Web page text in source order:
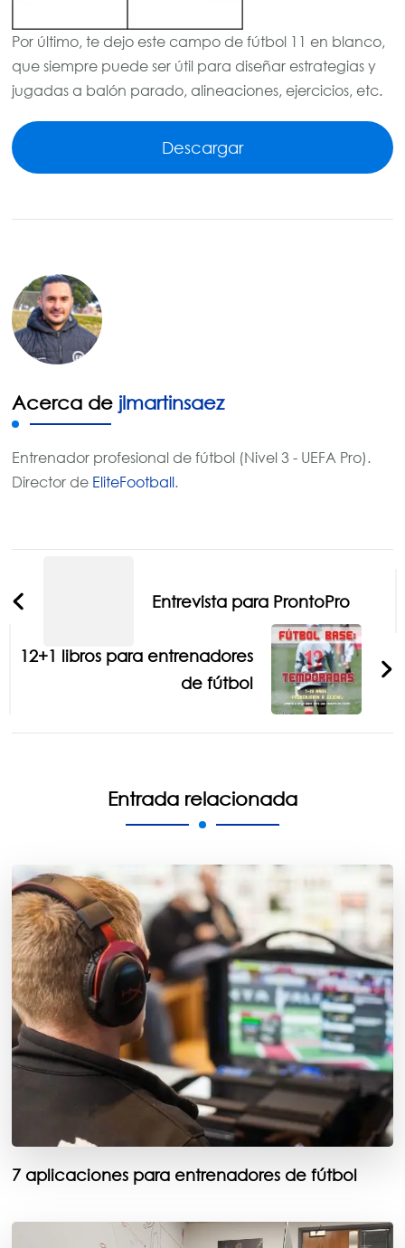
Por último, te dejo este campo de fútbol 11 en blanco,
que siempre puede ser útil para diseñar estrategias y
jugadas a balón parado, alineaciones, ejercicios, etc.
Descargar
Acerca de jlmartinsaez
Entrenador profesional de fútbol (Nivel 3 - UEFA Pro).
Director de EliteFootball.
de
Entrevista para ProntoPro
12+1 libros para entrenadores
de fútbol
Entrada relacionada
7 aplicaciones para entrenadores de fútbol